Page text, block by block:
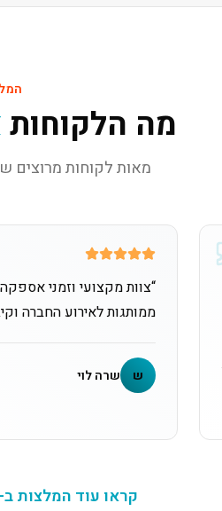
מה הלקוחות
מאות לקוחות מרוצים
“צוות מקצועי וזמני
ממותגות לאירוע החברה
ש שרה לוי
קראו עוד המלצות ב-Google Business